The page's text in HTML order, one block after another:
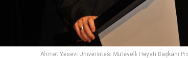
Ahmet Yesevi Üniversitesi Mütevelli Heyeti Başkanı